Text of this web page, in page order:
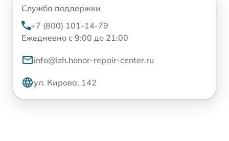
Служба поддержки
+7 (800) 101-14-79
Ежедневно с 9:00 до 21:00
info@izh.honor-repair-center.ru
ул. Кирова, 142